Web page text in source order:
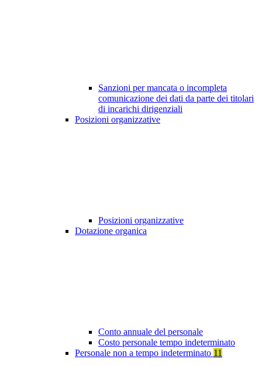
Sanzioni per mancata o incompleta
comunicazione dei dati da parte dei titolari
di incarichi dirigenziali
Posizioni organizzative
Posizioni organizzative
Dotazione organica
Conto annuale del personale
Costo personale tempo indeterminato
Personale non a tempo indeterminato 11